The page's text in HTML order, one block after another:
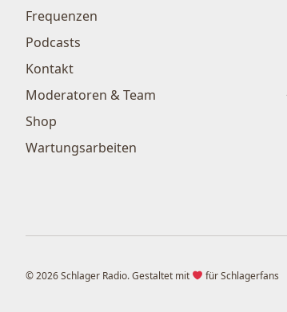
Frequenzen
Podcasts
Kontakt
Moderatoren & Team
Shop
Wartungsarbeiten
© 2026 Schlager Radio. Gestaltet mit für Schlagerfans